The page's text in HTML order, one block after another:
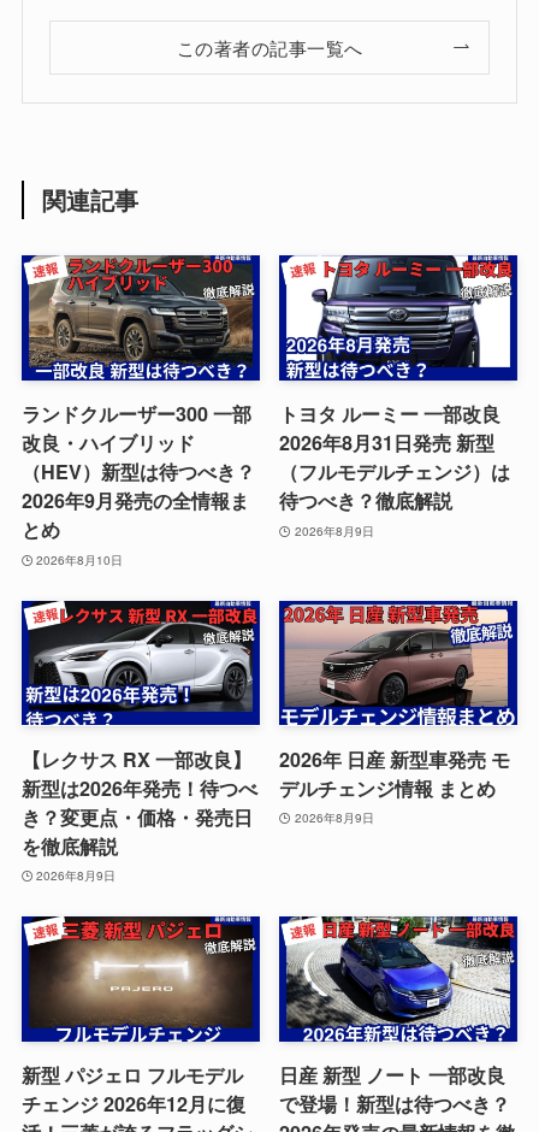
この著者の記事一覧へ
関連記事
ランドクルーザー300 一部
改良・ハイブリッド
（HEV）新型は待つべき？
2026年9月発売の全情報ま
とめ
2026年8月10日
トヨタ ルーミー 一部改良
2026年8月31日発売 新型
（フルモデルチェンジ）は
待つべき？徹底解説
2026年8月9日
【レクサス RX 一部改良】
新型は2026年発売！待つべ
き？変更点・価格・発売日
を徹底解説
2026年8月9日
2026年 日産 新型車発売 モ
デルチェンジ情報 まとめ
2026年8月9日
新型 パジェロ フルモデル
チェンジ 2026年12月に復
日産 新型 ノート 一部改良
で登場！新型は待つべき？